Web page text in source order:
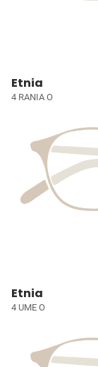
Etnia
4 RANIA O
Etnia
4 UME O